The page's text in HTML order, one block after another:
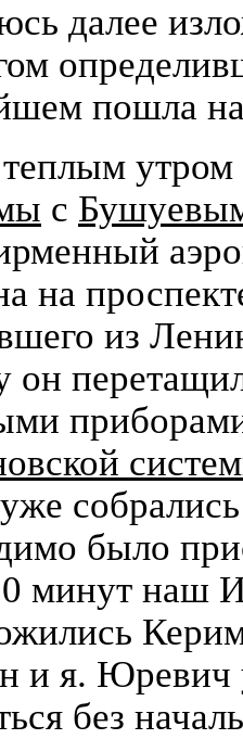
далее
пошла
утром
с
на
из
было
минут наш
и я. Юревич
без